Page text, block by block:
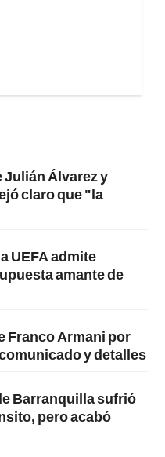
Julián Álvarez y
claro que "la
UEFA admite
amante de
Franco Armani por
y detalles
Barranquilla sufrió
pero acabó